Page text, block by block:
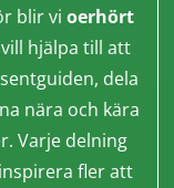
blir vi oerhört
hjälpa till att
dela
nära och kära
Varje delning
fler att